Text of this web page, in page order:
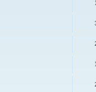
1
1